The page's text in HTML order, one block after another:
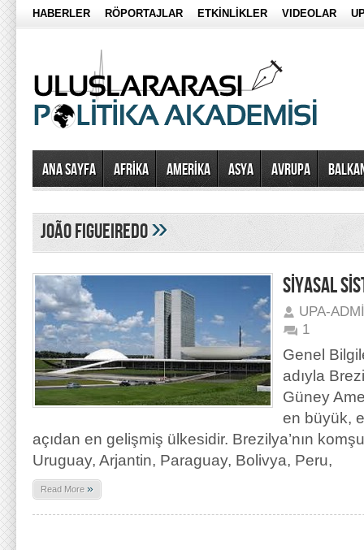
HABERLER RÖPORTAJLAR ETKİNLİKLER VIDEOLAR
Ana Sayfa AFRİKA AMERİKA ASYA AVRUPA
João Figueiredo»
SİYASAL
UPA-
1
Genel
adıyla
Güney
en büyük,
açıdan en gelişmiş ülkesidir. Brezilya’nın
Uruguay, Arjantin, Paraguay, Bolivya, Peru,
Read More »